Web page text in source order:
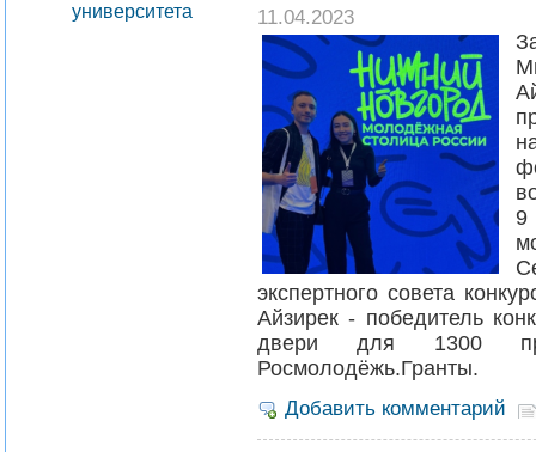
университета
11.04.2023
9
экспертного совета
Айзирек - победитель
двери для 1300
Росмолодёжь.Гранты.
Добавить комментарий